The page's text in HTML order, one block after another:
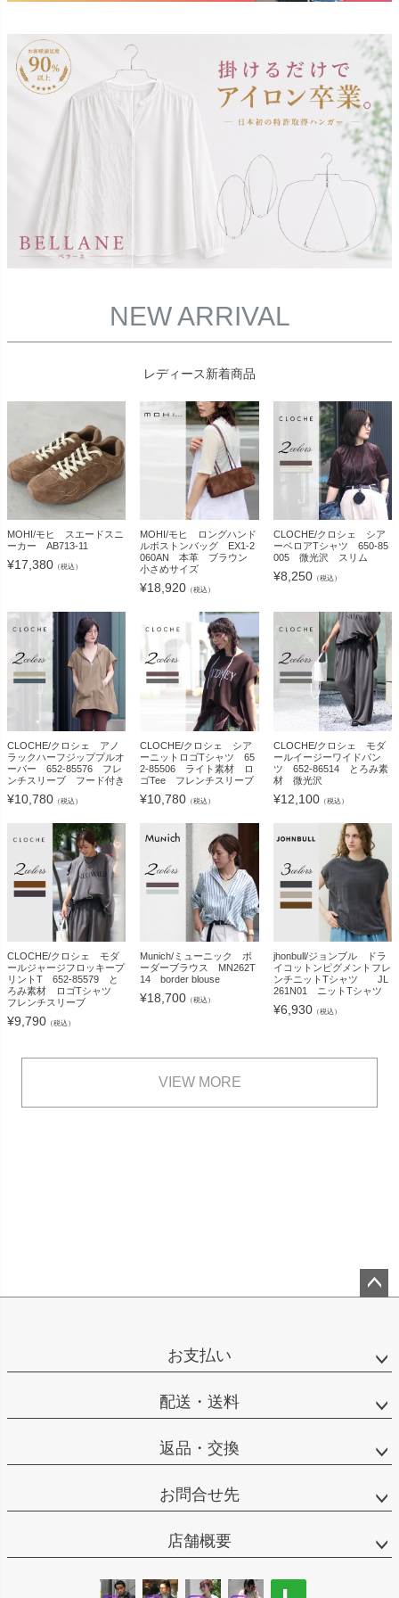
NEW ARRIVAL
レディース新着商品
MOHI/モヒ スエードスニ
ーカー AB713-11
¥17,380 （税込）
MOHI/モヒ ロングハンド
ルボストンバッグ EX1-2
060AN 本革 ブラウン
小さめサイズ
¥18,920 （税込）
CLOCHE/クロシェ シア
ーベロアTシャツ 650-85
005 微光沢 スリム
¥8,250（税込）
CLOCHE/クロシェ アノ
ラックハーフジッププルオ
ーバー 652-85576 フレ
ンチスリーブ フード付き
¥10,780 （税込）
CLOCHE/クロシェ シア
ーニットロゴTシャツ 65
2-85506 ライト素材 ロ
ゴTee フレンチスリーブ
¥10,780 （税込）
CLOCHE/クロシェ モダ
ールイージーワイドパン
ツ 652-86514 とろみ素
材 微光沢
¥12,100（税込）
CLOCHE/クロシェ モダ
ールジャージフロッキープ
リントT 652-85579 と
ろみ素材 ロゴTシャツ
フレンチスリーブ
¥9,790 （税込）
Munich/ミューニック ボ
ーダーブラウス MN262T
14 border blouse
¥18,700 （税込）
jhonbull/ジョンブル ドラ
イコットンピグメントフレ
ンチニットTシャツ JL
261N01 ニットTシャツ
¥6,930（税込）
VIEW MORE
お支払い
配送・送料
返品・交換
お問合せ先
店舗概要